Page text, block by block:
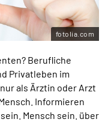
Berufliche
Privatleben im
als Ärztin oder Arzt
Informieren
Mensch sein. über
fotolia.com